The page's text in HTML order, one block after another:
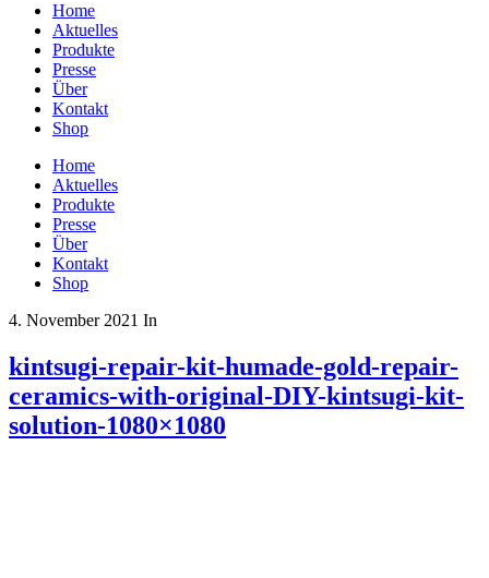
Home
Aktuelles
Produkte
Presse
Über
Kontakt
Shop
Home
Aktuelles
Produkte
Presse
Über
Kontakt
Shop
4. November 2021 In
kintsugi-repair-kit-humade-gold-repair-
ceramics-with-original-DIY-kintsugi-kit-
solution-1080×1080